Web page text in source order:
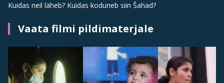
Kuidas neil läheb? Kuidas koduneb siin Šahad?
Vaata filmi pildimaterjale